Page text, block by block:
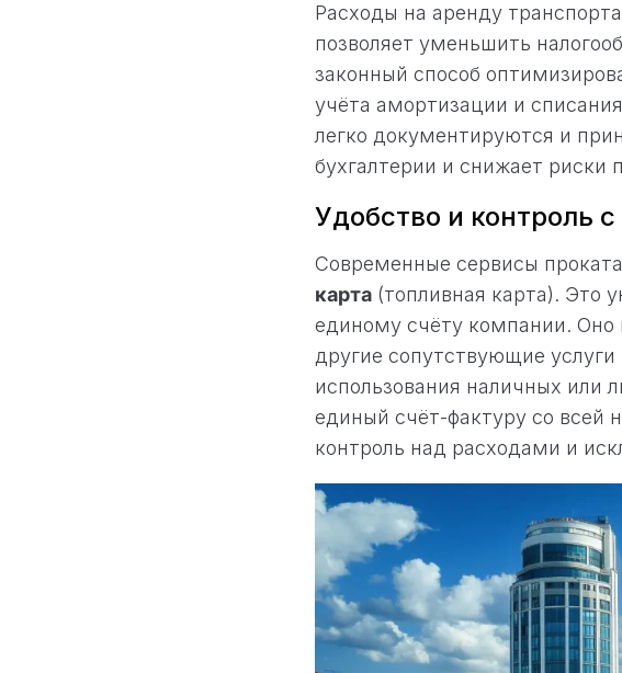
Расходы на аренду
позволяет уменьшить
законный способ
учёта амортизации и
легко документируются и
бухгалтерии и снижает риски
Удобство и контроль
Современные сервисы
карта (топливная карта). Это
единому счёту компании. Оно
другие сопутствующие
использования наличных или
единый счёт-фактуру со всей
контроль над расходами и